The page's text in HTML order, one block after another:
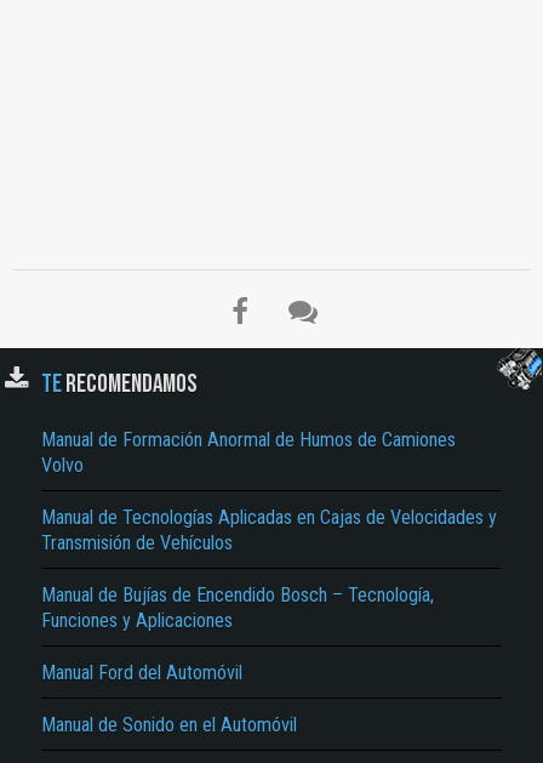
TERECOMENDAMOS
Manual de Formación Anormal de Humos de Camiones
Volvo
Manual de Tecnologías Aplicadas en Cajas de Velocidades y
Transmisión de Vehículos
Manual de Bujías de Encendido Bosch – Tecnología,
Funciones y Aplicaciones
Manual Ford del Automóvil
Manual de Sonido en el Automóvil
El Título es incorrecto según el contenido.
Texto o Imagen de portada son erróneos.
No carga o no se visualiza el contenido.
Reportar otro tipo de error...